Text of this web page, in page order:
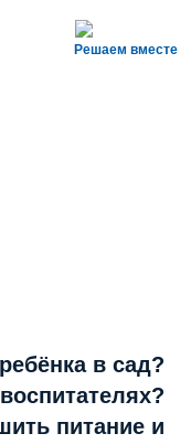
Решаем вместе
в сад?
питание и